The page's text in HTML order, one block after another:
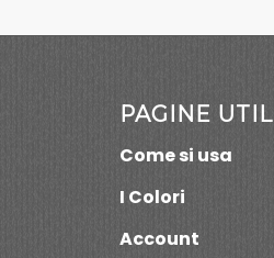
PAGINE UTILI
Come si usa
I Colori
Account